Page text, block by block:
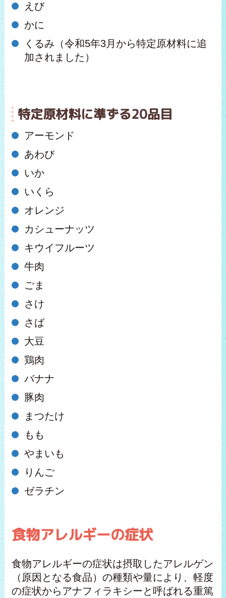
えび
かに
くるみ（令和5年3月から特定原材料に追
加されました）
特定原材料に準ずる20品目
アーモンド
あわび
いか
いくら
オレンジ
カシューナッツ
キウイフルーツ
牛肉
ごま
さけ
さば
大豆
鶏肉
バナナ
豚肉
まつたけ
もも
やまいも
りんご
ゼラチン
食物アレルギーの症状
食物アレルギーの症状は摂取したアレルゲン
（原因となる食品）の種類や量により、軽度
の症状からアナフィラキシーと呼ばれる重篤